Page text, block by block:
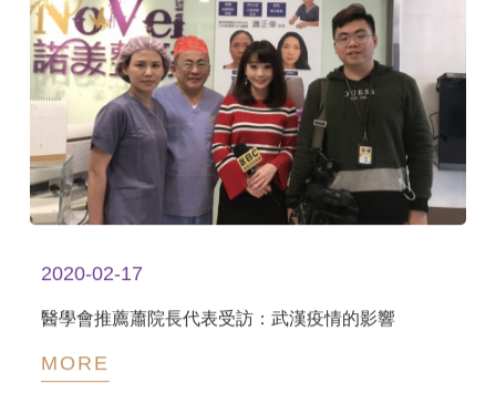
2020-02-17
醫學會推薦蕭院長代表受訪：武漢疫情的影響
MORE